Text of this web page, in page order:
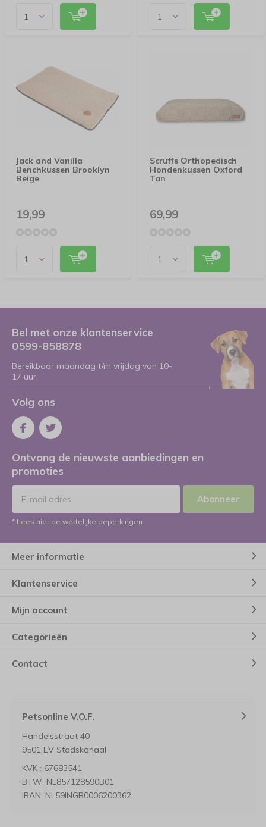
Jack and Vanilla
Benchkussen Brooklyn
Beige
19,99
Scruffs Orthopedisch
Hondenkussen Oxford
Tan
69,99
Bel met onze klantenservice
0599-858878
Bereikbaar maandag t/m vrijdag van 10-
17 uur.
Volg ons
Ontvang de nieuwste aanbiedingen en
promoties
Abonneer
* Lees hier de wettelijke beperkingen
Meer informatie
Klantenservice
Mijn account
Categorieën
Contact
Petsonline V.O.F.
Handelsstraat 40
9501 EV Stadskanaal
KVK : 67683541
BTW: NL857128590B01
IBAN: NL59INGB0006200362